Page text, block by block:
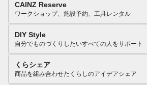
CAINZ Reserve
ワークショップ、施設予約、工具レンタル
DIY Style
自分でものづくりしたいすべての人をサポート
くらシェア
商品を組み合わせたくらしのアイデアシェア